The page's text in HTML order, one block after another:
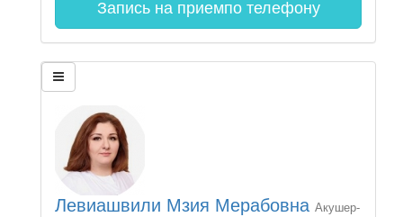
Запись на приемпо телефону
Левиашвили Мзия Мерабовна Акушер-